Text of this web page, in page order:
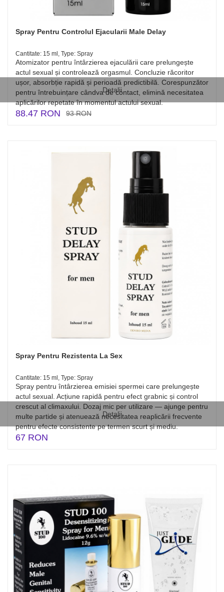
Detalii
Spray Pentru Controlul Ejacularii Male Delay
Cantitate: 15 ml, Type: Spray
Atomizator pentru întârzierea ejaculării care prelungește
actul sexual și controlează orgasmul. Concluzie răcoritor
ușor, absorbție rapidă și perioadă predictibilă. Corespunzător
pentru întrebuințare cândva de contact, elimină necesitatea
aplicărilor repetate în momentul actului sexual.
88.47 RON 93 RON
Detalii
Spray Pentru Rezistenta La Sex
Cantitate: 15 ml, Type: Spray
Spray pentru întârzierea emisiei spermei care prelungește
actul sexual. Acțiune rapidă pentru efect grabnic și control
crescut al climaxului. Dozaj mic per utilizare — ajunge pentru
multe partide și atenuează necesitatea reaplicării frecvente
pentru efecte consistente pe termen scurt și mediu.
67 RON